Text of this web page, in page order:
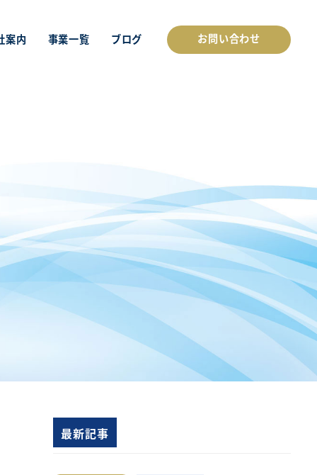
案内 事業一覧 ブログ お問い合わせ
最新記事